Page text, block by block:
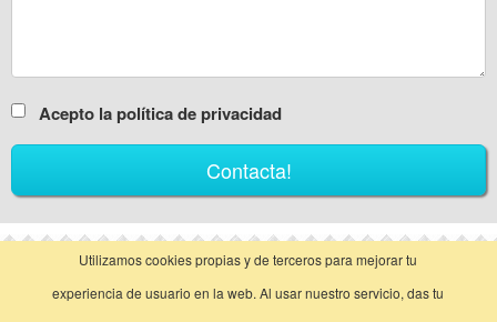
Acepto la política de privacidad
Llamar Contactar
Utilizamos cookies propias y de terceros para mejorar tu
experiencia de usuario en la web. Al usar nuestro servicio, das tu
vista clásica